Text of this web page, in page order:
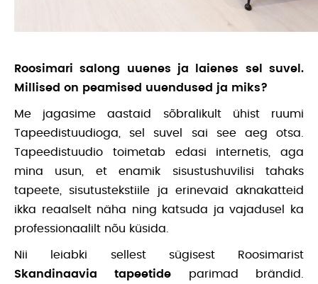
Roosimari salong uuenes ja laienes sel suvel.
Millised on peamised uuendused ja miks?
Me jagasime aastaid sõbralikult ühist ruumi
Tapeedistuudioga, sel suvel sai see aeg otsa.
Tapeedistuudio toimetab edasi internetis, aga
mina usun, et enamik sisustushuvilisi tahaks
tapeete, sisutustekstiile ja erinevaid aknakatteid
ikka reaalselt näha ning katsuda ja vajadusel ka
professionaalilt nõu küsida.
Nii leiabki sellest sügisest Roosimarist
Skandinaavia tapeetide parimad brändid.